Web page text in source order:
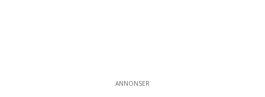
ANNONSER